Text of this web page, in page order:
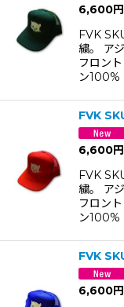
6,600円
FVK
繍。 ア
フロン
ン100%
FVK
6,600円
FVK
繍。 ア
フロン
ン100%
FVK
6,600円